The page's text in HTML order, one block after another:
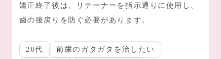
矯正終了後は、リテーナーを指示通りに使用し、
歯の後戻りを防ぐ必要があります。
20代
前歯のガタガタを治したい